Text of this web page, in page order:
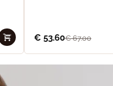
€ 53.60€67.00